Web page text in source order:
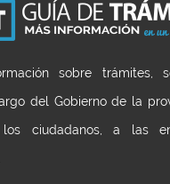
sobre trámites,
del Gobierno de la
los ciudadanos, a las